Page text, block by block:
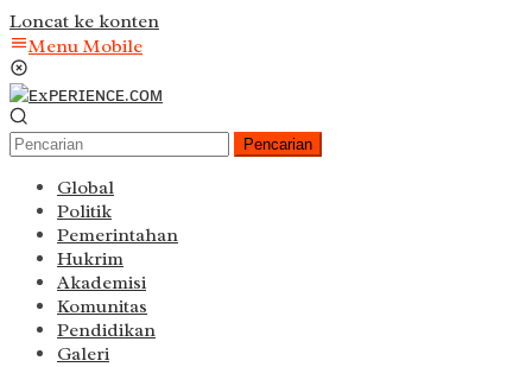
Loncat ke konten
Menu Mobile
Pencarian
Global
Politik
Pemerintahan
Hukrim
Akademisi
Komunitas
Pendidikan
Galeri